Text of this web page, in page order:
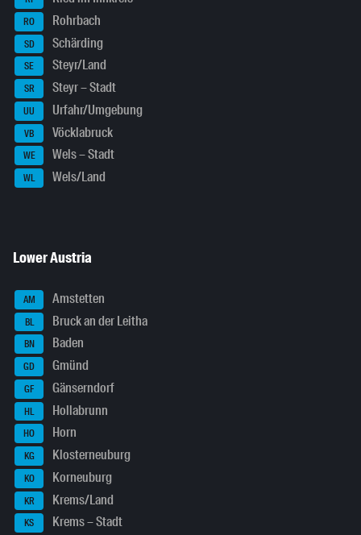
RO Rohrbach
SD Schärding
SE Steyr/Land
SR Steyr – Stadt
UU Urfahr/Umgebung
VB Vöcklabruck
WE Wels – Stadt
WL Wels/Land
Lower Austria
AM Amstetten
BL Bruck an der Leitha
BN Baden
GD Gmünd
GF Gänserndorf
HL Hollabrunn
HO Horn
KG Klosterneuburg
KO Korneuburg
KR Krems/Land
KS Krems – Stadt